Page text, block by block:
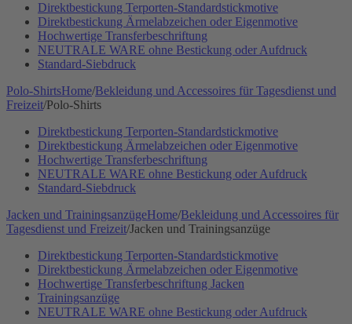
Direktbestickung Terporten-Standardstickmotive
Direktbestickung Ärmelabzeichen oder Eigenmotive
Hochwertige Transferbeschriftung
NEUTRALE WARE ohne Bestickung oder Aufdruck
Standard-Siebdruck
Polo-ShirtsHome/Bekleidung und Accessoires für Tagesdienst und
Freizeit/Polo-Shirts
Direktbestickung Terporten-Standardstickmotive
Direktbestickung Ärmelabzeichen oder Eigenmotive
Hochwertige Transferbeschriftung
NEUTRALE WARE ohne Bestickung oder Aufdruck
Standard-Siebdruck
Jacken und TrainingsanzügeHome/Bekleidung und Accessoires für
Tagesdienst und Freizeit/Jacken und Trainingsanzüge
Direktbestickung Terporten-Standardstickmotive
Direktbestickung Ärmelabzeichen oder Eigenmotive
Hochwertige Transferbeschriftung Jacken
Trainingsanzüge
NEUTRALE WARE ohne Bestickung oder Aufdruck